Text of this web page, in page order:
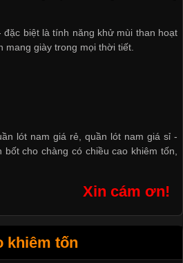
biệt là tính năng khử mùi than hoạt
mang giày trong mọi thời tiết.
lót nam giá rẻ, quần lót nam giá sỉ -
bốt cho chàng có chiều cao khiêm tốn
Xin cám ơn!
khiêm tốn